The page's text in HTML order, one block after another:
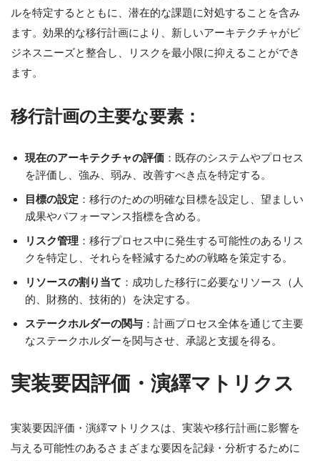
ルを特定するとともに、潜在的な課題に対処することを含み
ます。効果的な移行計画により、新しいアーキテクチャがビ
ジネスニーズと整合し、リスクを最小限に抑えることができ
ます。
移行計画の主要な要素：
現在のアーキテクチャの評価 ：既存のシステムやプロセス
を評価し、強み、弱み、改善すべき点を特定する。
目標の設定 ：移行のための明確な目標を設定し、望ましい
成果やパフォーマンス指標を含める。
リスク管理 ：移行プロセス中に発生する可能性のあるリス
クを特定し、それらを軽減するための戦略を策定する。
リソースの割り当て ：成功した移行に必要なリソース（人
的、財務的、技術的）を決定する。
ステークホルダーの関与 ：計画プロセス全体を通じて主要
なステークホルダーを関与させ、承認と支援を得る。
実装要因評価・演繹マトリクス
実装要因評価・演繹マトリクスは、実装や移行計画に影響を
与える可能性のあるさまざまな要因を記録・分析するために